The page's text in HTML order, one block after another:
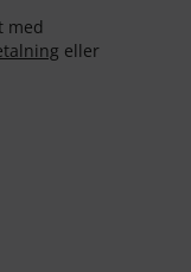
med
eller